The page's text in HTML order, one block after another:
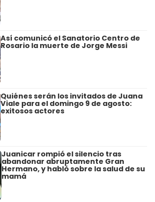
Así comunicó el Sanatorio Centro de
Rosario la muerte de Jorge Messi
Quiénes serán los invitados de Juana
Viale para el domingo 9 de agosto:
exitosos actores
Juanicar rompió el silencio tras
abandonar abruptamente Gran
Hermano, y habló sobre la salud de su
mamá